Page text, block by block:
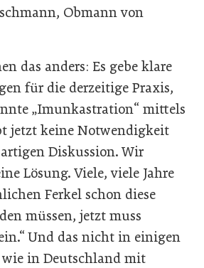
Obmann von
das anders: Es gebe klare
für die derzeitige Praxis,
„Imunkastration“ mittels
jetzt keine Notwendigkeit
Diskussion. Wir
Lösung. Viele, viele Jahre
Ferkel schon diese
müssen, jetzt muss
Und das nicht in einigen
wie in Deutschland mit